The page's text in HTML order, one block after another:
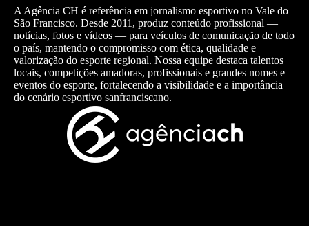
A Agência CH é referência em jornalismo esportivo no Vale do
São Francisco. Desde 2011, produz conteúdo profissional —
notícias, fotos e vídeos — para veículos de comunicação de todo
o país, mantendo o compromisso com ética, qualidade e
valorização do esporte regional. Nossa equipe destaca talentos
locais, competições amadoras, profissionais e grandes nomes e
eventos do esporte, fortalecendo a visibilidade e a importância
do cenário esportivo sanfranciscano.